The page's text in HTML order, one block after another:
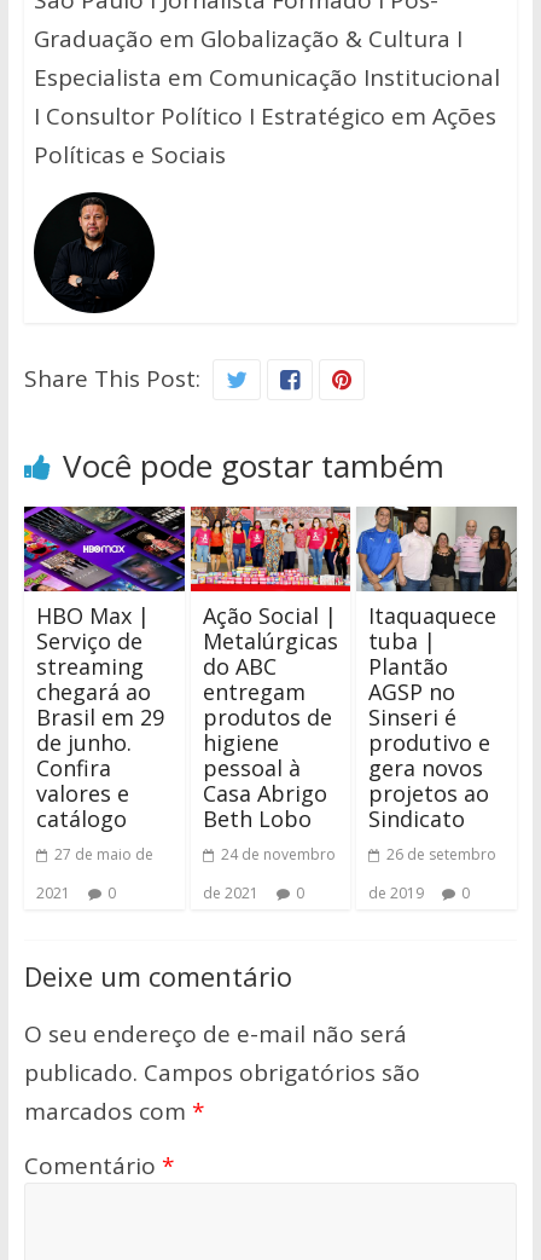
Graduação em Globalização & Cultura I
Especialista em Comunicação Institucional
I Consultor Político I Estratégico em Ações
Políticas e Sociais
Share This Post:
Você pode gostar também
HBO Max |
Serviço de
streaming
chegará ao
Brasil em 29
de junho.
Confira
valores e
catálogo
27 de maio de
2021
0
Ação Social |
Metalúrgicas
do ABC
entregam
produtos de
higiene
pessoal à
Casa Abrigo
Beth Lobo
24 de novembro
de 2021
0
Itaquaquece
tuba |
Plantão
AGSP no
Sinseri é
produtivo e
gera novos
projetos ao
Sindicato
26 de setembro
de 2019
0
Deixe um comentário
O seu endereço de e-mail não será
publicado. Campos obrigatórios são
marcados com *
Comentário *